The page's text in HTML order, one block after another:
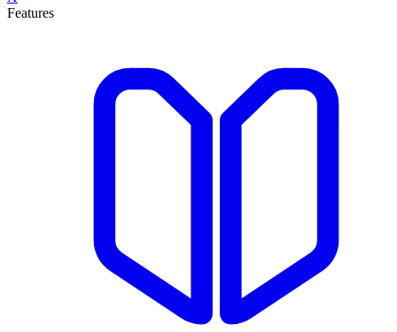
Features